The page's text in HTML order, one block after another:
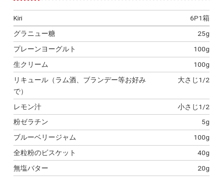
Kiri
6P1箱
グラニュー糖
25g
プレーンヨーグルト
100g
生クリーム
100g
リキュール（ラム酒、ブランデー等お好み
で）
大さじ1/2
レモン汁
小さじ1/2
粉ゼラチン
5g
ブルーベリージャム
100g
全粒粉のビスケット
40g
無塩バター
20g